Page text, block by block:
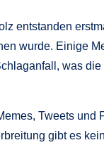
entstanden
wurde. Einige
was
Tweets und
gibt es